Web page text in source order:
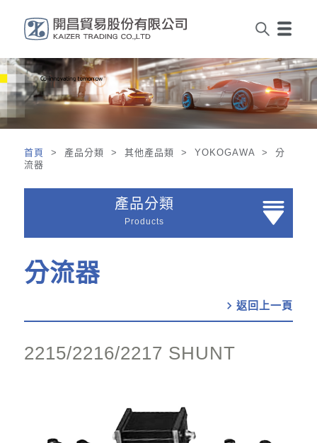
首頁
> 產品分類 > 其他產品類 > YOKOGAWA > 分
流器
產品分類
Products
分流器
chevron_right
2215/2216/2217 SHUNT